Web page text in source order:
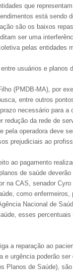
que
está sendo
são os baixos
ser uma
pelas
usuários e planos
(PMDB-MA), por
entre outros
necessário para
redução da rede de
pela operadora deve
prejudiciais ao
ao pagamento
de saúde
na CAS, senador
como
Nacional de
esses
a reparação ao
e urgência poderão
Planos de Saúde),